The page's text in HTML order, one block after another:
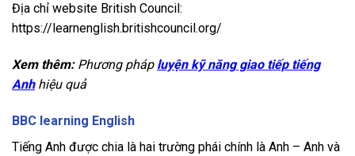
Địa chỉ website British Council:
https://learnenglish.britishcouncil.org/
Xem thêm:Phương pháp luyện kỹ năng giao tiếp tiếng
Anhhiệu quả
BBC learning English
Tiếng Anh được chia là hai trường phái chính là Anh – Anh và